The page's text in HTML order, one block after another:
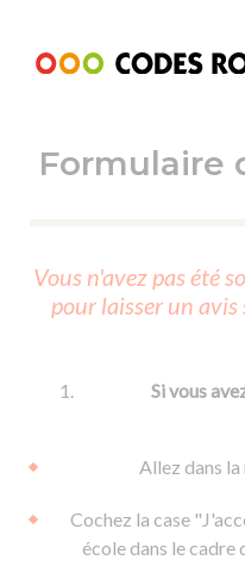
ESPACE ÉLÈVE
Code de
Passer l'ASSR
Réviser le code
Passer l'ETM
Permis voiture
Permis remorque
Permis & handicap
De la conduite en
De la conduite à
Permis poids lourd
Formulaire
Vous n'avez pas été
pour laisser un
Si vous
Allez dans
Cochez la case
école dans le cadre